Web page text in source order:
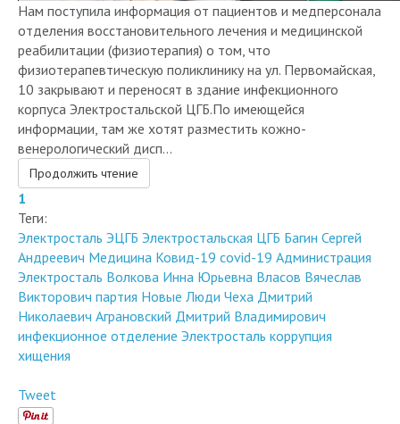
Нам поступила информация от пациентов и медперсонала
отделения восстановительного лечения и медицинской
реабилитации (физиотерапия) о том, что
физиотерапевтическую поликлинику на ул. Первомайская,
10 закрывают и переносят в здание инфекционного
корпуса Электростальской ЦГБ.По имеющейся
информации, там же хотят разместить кожно-
венерологический дисп...
Продолжить чтение
1
Теги:
Электросталь ЭЦГБ Электростальская ЦГБ Багин Сергей
Андреевич Медицина Ковид-19 covid-19 Администрация
Электросталь Волкова Инна Юрьевна Власов Вячеслав
Викторович партия Новые Люди Чеха Дмитрий
Николаевич Аграновский Дмитрий Владимирович
инфекционное отделение Электросталь коррупция
хищения
Tweet